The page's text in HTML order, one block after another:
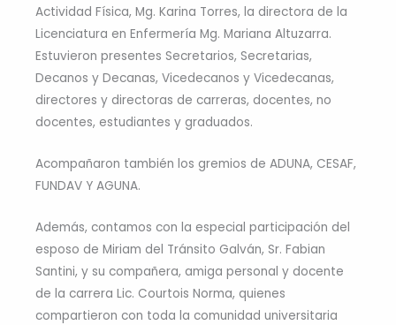
Actividad Física, Mg. Karina Torres, la directora de la
Licenciatura en Enfermería Mg. Mariana Altuzarra.
Estuvieron presentes Secretarios, Secretarias,
Decanos y Decanas, Vicedecanos y Vicedecanas,
directores y directoras de carreras, docentes, no
docentes, estudiantes y graduados.
Acompañaron también los gremios de ADUNA, CESAF,
FUNDAV Y AGUNA.
Además, contamos con la especial participación del
esposo de Miriam del Tránsito Galván, Sr. Fabian
Santini, y su compañera, amiga personal y docente
de la carrera Lic. Courtois Norma, quienes
compartieron con toda la comunidad universitaria